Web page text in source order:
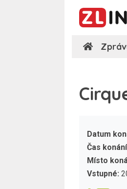
Datum
Čas
Místo
Vstupné: